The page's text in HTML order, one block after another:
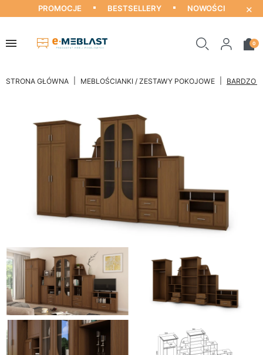
PROMOCJE BESTSELLERY NOWOŚCI ×
0
STRONA GŁÓWNA MEBLOŚCIANKI / ZESTAWY POKOJOWE BARDZO